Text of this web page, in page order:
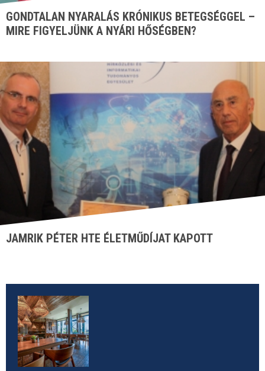
GONDTALAN NYARALÁS KRÓNIKUS BETEGSÉGGEL –
MIRE FIGYELJÜNK A NYÁRI HŐSÉGBEN?
JAMRIK PÉTER HTE ÉLETMŰDÍJAT KAPOTT